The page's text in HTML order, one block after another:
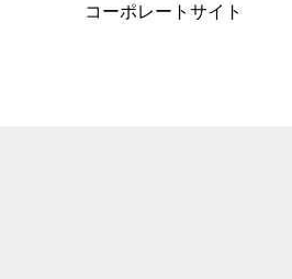
コーポレートサイト